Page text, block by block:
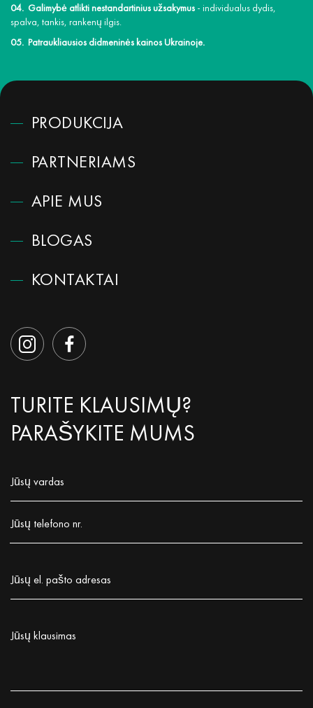
Galimybė atlikti nestandartinius užsakymus- individualus dydis,
spalva, tankis, rankenų ilgis.
Patraukliausios didmeninės kainos Ukrainoje.
PRODUKCIJA
PARTNERIAMS
APIE MUS
BLOGAS
KONTAKTAI
TURITE KLAUSIMŲ?
PARAŠYKITE MUMS
Jūsų vardas
Jūsų telefono nr.
Jūsų el. pašto adresas
Jūsų klausimas